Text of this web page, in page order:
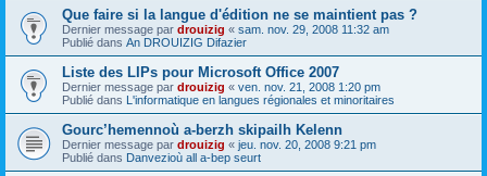
Que faire si la langue d'édition ne se maintient pas ?
Dernier message par drouizig « sam. nov. 29, 2008 11:32 am
Publié dans An DROUIZIG Difazier
Liste des LIPs pour Microsoft Office 2007
Dernier message par drouizig « ven. nov. 21, 2008 1:20 pm
Publié dans L'informatique en langues régionales et minoritaires
Gourc’hemennoù a-berzh skipailh Kelenn
Dernier message par drouizig « jeu. nov. 20, 2008 9:21 pm
Publié dans Danvezioù all a-bep seurt